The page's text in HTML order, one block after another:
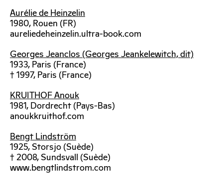
Aurélie de Heinzelin
1980, Rouen (FR)
aureliedeheinzelin.ultra-book.com
Georges Jeanclos (Georges Jeankelewitch, dit)
1933, Paris (France)
† 1997, Paris (France)
KRUITHOF Anouk
1981, Dordrecht (Pays-Bas)
anoukkruithof.com
Bengt Lindström
1925, Storsjo (Suède)
† 2008, Sundsvall (Suède)
www.bengtlindstrom.com